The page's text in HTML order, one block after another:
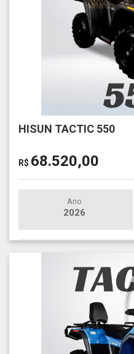
HISUN TACTIC 550
R$ 68.520,00
Ano
2026